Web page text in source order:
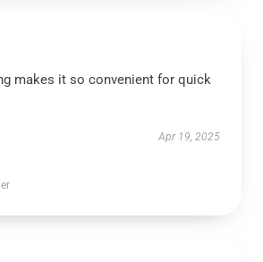
makes it so convenient for quick
Apr 19, 2025